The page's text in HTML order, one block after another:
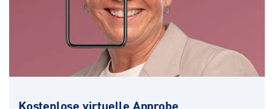
Kostenlose virtuelle Anprobe